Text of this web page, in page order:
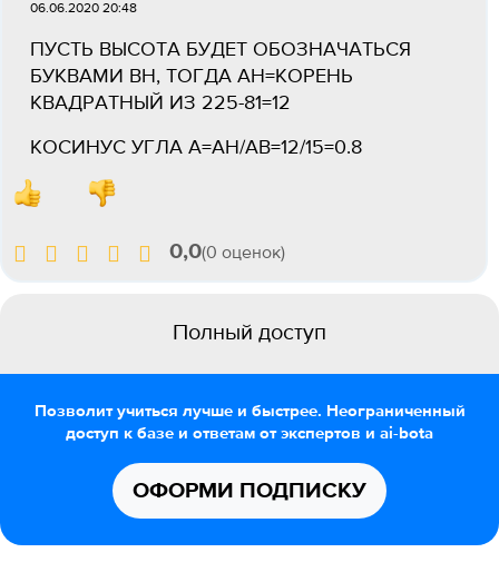
06.06.2020 20:48
ПУСТЬ ВЫСОТА БУДЕТ ОБОЗНАЧАТЬСЯ
БУКВАМИ BH, ТОГДА AH=КОРЕНЬ
КВАДРАТНЫЙ ИЗ 225-81=12
КОСИНУС УГЛА А=AH/AB=12/15=0.8
0,0(0 оценок)
Полный доступ
Позволит учиться лучше и быстрее. Неограниченный
доступ к базе и ответам от экспертов и ai-bota
ОФОРМИ ПОДПИСКУ